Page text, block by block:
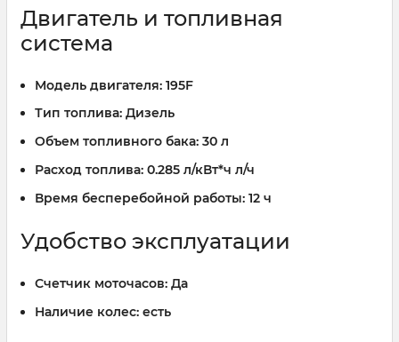
Двигатель и топливная
система
Модель двигателя: 195F
Тип топлива: Дизель
Объем топливного бака: 30 л
Расход топлива: 0.285 л/кВт*ч л/ч
Время бесперебойной работы: 12 ч
Удобство эксплуатации
Счетчик моточасов: Да
Наличие колес: есть